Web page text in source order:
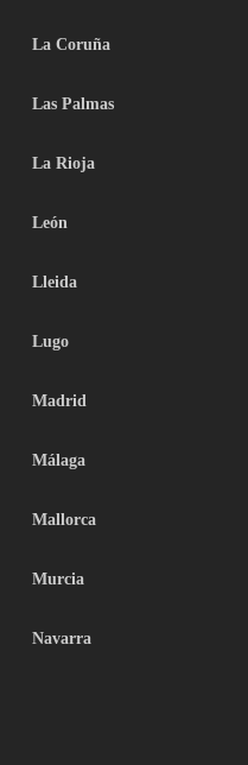
La Coruña
Las Palmas
La Rioja
León
Lleida
Lugo
Madrid
Málaga
Mallorca
Murcia
Navarra